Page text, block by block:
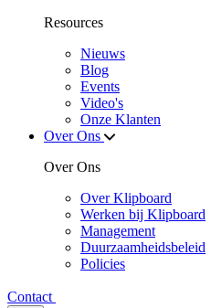
Resources
Nieuws
Blog
Events
Video's
Onze Klanten
Over Ons
Over Ons
Over Klipboard
Werken bij Klipboard
Management
Duurzaamheidsbeleid
Policies
Contact